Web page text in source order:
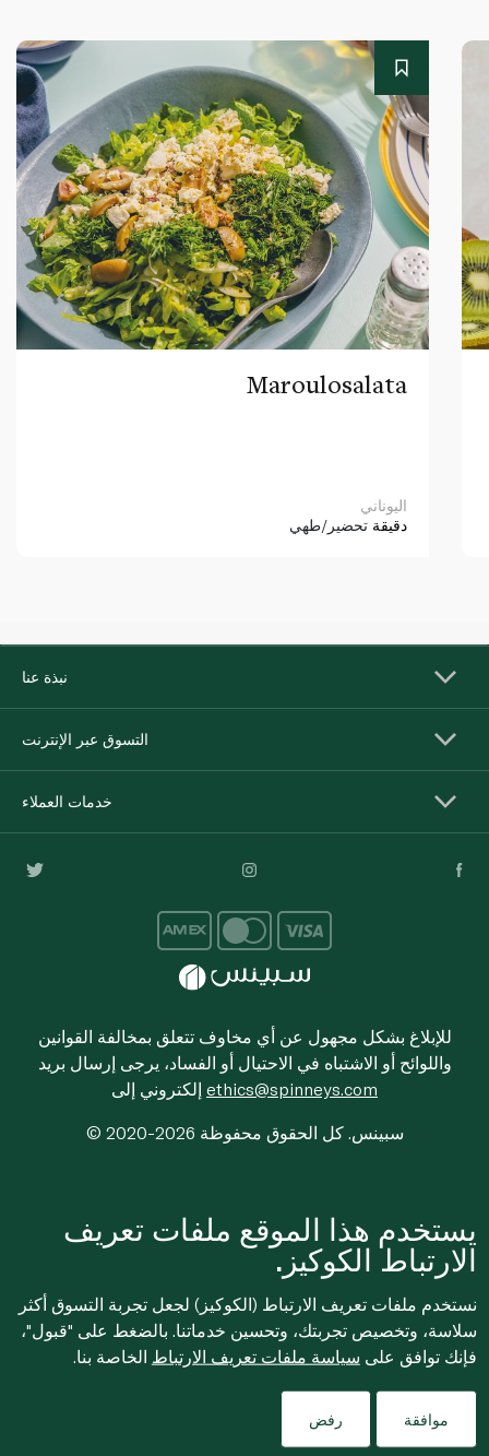
Maroulosalata
اليوناني
دقيقة تحضير/طهي
نبذة عنا
التسوق عبر الإنترنت
خدمات العملاء
للإبلاغ بشكل مجهول عن أي مخاوف تتعلق بمخالفة القوانين
واللوائح أو الاشتباه في الاحتيال أو الفساد، يرجى إرسال بريد
ethics@spinneys.com
© 2020-2026 سبينس. كل الحقوق محفوظة
يستخدم هذا الموقع ملفات تعريف
الارتباط الكوكيز.
نستخدم ملفات تعريف الارتباط (الكوكيز) لجعل تجربة التسوق أكثر
سلاسة، وتخصيص تجربتك، وتحسين خدماتنا. بالضغط على "قبول"،
فإنك توافق على سياسة ملفات تعريف الارتباط الخاصة بنا.
موافقة رفض